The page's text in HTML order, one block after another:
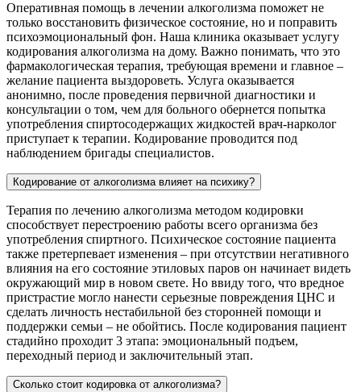
Оперативная помощь в лечении алкоголизма поможет не
только восстановить физическое состояние, но и поправить
психоэмоциональный фон. Наша клиника оказывает услугу
кодирования алкоголизма на дому. Важно понимать, что это
фармакологическая терапия, требующая времени и главное –
желание пациента выздороветь. Услуга оказывается
анонимно, после проведения первичной диагностики и
консультации о том, чем для больного обернется попытка
употребления спиртосодержащих жидкостей врач-нарколог
приступает к терапии. Кодирование проводится под
наблюдением бригады специалистов.
Кодирование от алкоголизма влияет на психику?
Терапия по лечению алкоголизма методом кодировки
способствует перестроению работы всего организма без
употребления спиртного. Психическое состояние пациента
также претерпевает изменения – при отсутствии негативного
влияния на его состояние этиловых паров он начинает видеть
окружающий мир в новом свете. Но ввиду того, что вредное
пристрастие могло нанести серьезные повреждения ЦНС и
сделать личность нестабильной без сторонней помощи и
поддержки семьи – не обойтись. После кодирования пациент
стадийно проходит 3 этапа: эмоциональный подъем,
переходный период и заключительный этап.
Сколько стоит кодировка от алкоголизма?